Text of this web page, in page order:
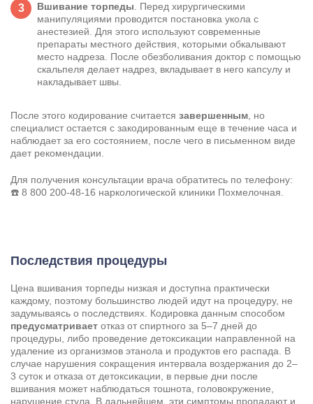
Вшивание торпеды . Перед хирургическими
манипуляциями проводится постановка укола с
анестезией. Для этого используют современные
препараты местного действия, которыми обкалывают
место надреза. После обезболивания доктор с помощью
скальпеля делает надрез, вкладывает в него капсулу и
накладывает швы.
После этого кодирование считается завершенным , но
специалист остается с закодированным еще в течение часа и
наблюдает за его состоянием, после чего в письменном виде
дает рекомендации.
Для получения консультации врача обратитесь по телефону:
☎️ 8 800 200-48-16 наркологической клиники Похмелочная.
Последствия процедуры
Цена вшивания торпеды низкая и доступна практически
каждому, поэтому большинство людей идут на процедуру, не
задумываясь о последствиях. Кодировка данным способом
предусматривает отказ от спиртного за 5–7 дней до
процедуры, либо проведение детоксикации направленной на
удаление из организмов этанола и продуктов его распада. В
случае нарушения сокращения интервала воздержания до 2–
3 суток и отказа от детоксикации, в первые дни после
вшивания может наблюдаться тошнота, головокружение,
нарушение стула. В дальнейшем, эти симптомы пропадают и